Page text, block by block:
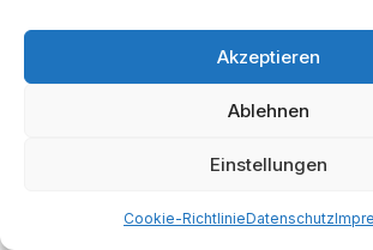
Akzeptieren
Ablehnen
Einstellungen
Cookie-RichtlinieDatenschutz